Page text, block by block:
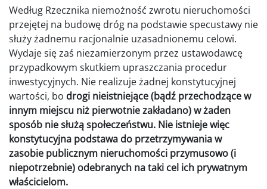
Według Rzecznika niemożność zwrotu nieruchomości
przejętej na budowę dróg na podstawie specustawy nie
służy żadnemu racjonalnie uzasadnionemu celowi.
Wydaje się zaś niezamierzonym przez ustawodawcę
przypadkowym skutkiem upraszczania procedur
inwestycyjnych. Nie realizuje żadnej konstytucyjnej
wartości, bo drogi nieistniejące (bądź przechodzące w
innym miejscu niż pierwotnie zakładano) w żaden
sposób nie służą społeczeństwu. Nie istnieje więc
konstytucyjna podstawa do przetrzymywania w
zasobie publicznym nieruchomości przymusowo (i
niepotrzebnie) odebranych na taki cel ich prywatnym
właścicielom.